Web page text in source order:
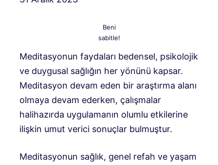
Beni
sabitle!
Meditasyonun faydaları bedensel, psikolojik
ve duygusal sağlığın her yönünü kapsar.
Meditasyon devam eden bir araştırma alanı
olmaya devam ederken, çalışmalar
halihazırda uygulamanın olumlu etkilerine
ilişkin umut verici sonuçlar bulmuştur.
Meditasyonun sağlık, genel refah ve yaşam